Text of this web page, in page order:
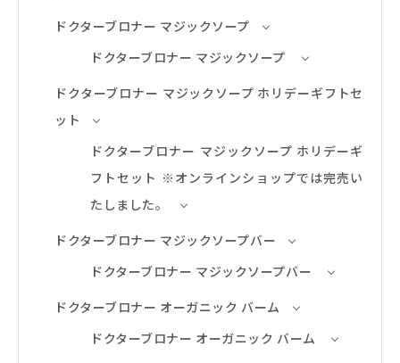
ドクターブロナー マジックソープ
ドクターブロナー マジックソープ
ドクターブロナー マジックソープ ホリデーギフトセ
ット
ドクターブロナー マジックソープ ホリデーギ
フトセット ※オンラインショップでは完売い
たしました。
ドクターブロナー マジックソープバー
ドクターブロナー マジックソープバー
ドクターブロナー オーガニック バーム
ドクターブロナー オーガニック バーム